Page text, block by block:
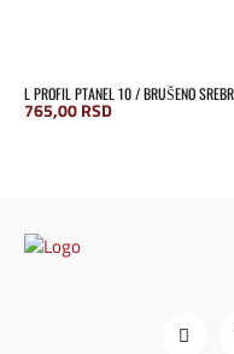
L PROFIL PTANEL 10 / BRUŠENO
765,00RSD